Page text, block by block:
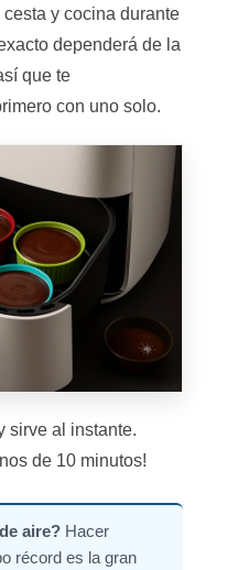
y cocina durante
dependerá de la
que te
con uno solo.
sirve al instante.
de 10 minutos!
aire? Hacer
récord es la gran